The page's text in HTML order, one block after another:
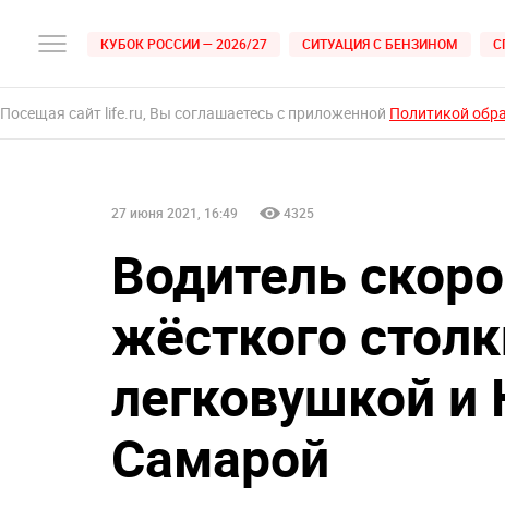
КУБОК РОССИИ — 2026/27 СИТУАЦИЯ С БЕНЗИНОМ
Посещая сайт life.ru, Вы соглашаетесь с приложенной Политикой
27 июня 2021, 16:49 4325
Водитель
жёсткого
легковушкой
Самарой